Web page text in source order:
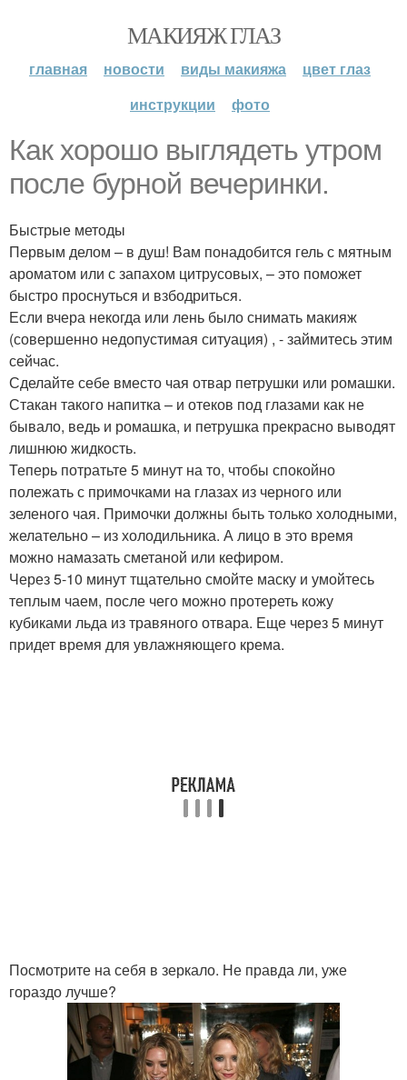
МАКИЯЖ ГЛАЗ
главная новости виды макияжа
цвет глаз
инструкции
фото
Как хорошо выглядеть утром
после бурной вечеринки.
Быстрые методы
Первым делом – в душ! Вам понадобится гель с мятным
ароматом или с запахом цитрусовых, – это поможет
быстро проснуться и взбодриться.
Если вчера некогда или лень было снимать макияж
(совершенно недопустимая ситуация) , - займитесь этим
сейчас.
Сделайте себе вместо чая отвар петрушки или ромашки.
Стакан такого напитка – и отеков под глазами как не
бывало, ведь и ромашка, и петрушка прекрасно выводят
лишнюю жидкость.
Теперь потратьте 5 минут на то, чтобы спокойно
полежать с примочками на глазах из черного или
зеленого чая. Примочки должны быть только холодными,
желательно – из холодильника. А лицо в это время
можно намазать сметаной или кефиром.
Через 5-10 минут тщательно смойте маску и умойтесь
теплым чаем, после чего можно протереть кожу
кубиками льда из травяного отвара. Еще через 5 минут
придет время для увлажняющего крема.
Посмотрите на себя в зеркало. Не правда ли, уже
гораздо лучше?